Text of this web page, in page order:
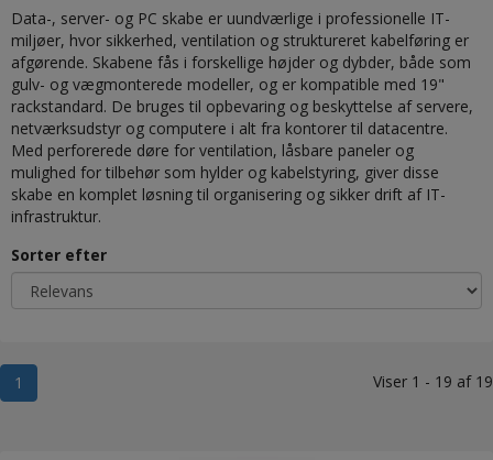
Data-, server- og PC skabe er uundværlige i professionelle IT-
miljøer, hvor sikkerhed, ventilation og struktureret kabelføring er
afgørende. Skabene fås i forskellige højder og dybder, både som
gulv- og vægmonterede modeller, og er kompatible med 19"
rackstandard. De bruges til opbevaring og beskyttelse af servere,
netværksudstyr og computere i alt fra kontorer til datacentre.
Med perforerede døre for ventilation, låsbare paneler og
mulighed for tilbehør som hylder og kabelstyring, giver disse
skabe en komplet løsning til organisering og sikker drift af IT-
infrastruktur.
Sorter efter
Viser 1 - 19 af 19
1